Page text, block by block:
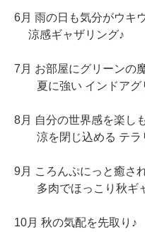
6月 雨の日も気分がウキ
涼感ギャザリング♪
7月 お部屋にグリーンの
夏に強い インドアグ
8月 自分の世界感を楽し
涼を閉じ込める テラ
9月 ころんぷにっと癒さ
多肉でほっこり秋ギ
10月 秋の気配を先取り♪